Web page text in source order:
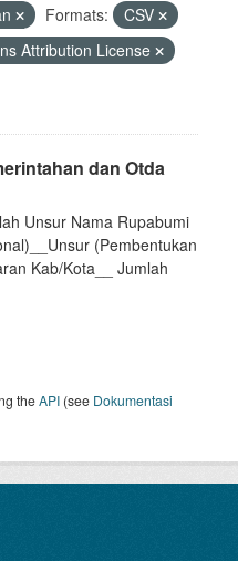
Formats:
CSV
Attribution License
dan Otda
Unsur Nama Rupabumi
(Pembentukan
Kab/Kota__ Jumlah
theAPI (see Dokumentasi